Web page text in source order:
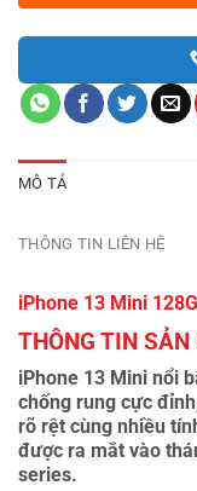
MÔ TẢ
THÔNG TIN LIÊN HỆ
iPhone 13 Mini
THÔNG TIN
iPhone 13 Mini nổi
chống rung cực
rõ rệt cùng nhiều
được ra mắt vào
series.